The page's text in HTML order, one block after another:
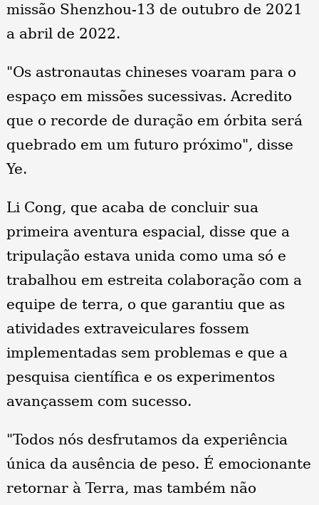
missão Shenzhou-13 de outubro de 2021
a abril de 2022.
"Os astronautas chineses voaram para o
espaço em missões sucessivas. Acredito
que o recorde de duração em órbita será
quebrado em um futuro próximo", disse
Ye.
Li Cong, que acaba de concluir sua
primeira aventura espacial, disse que a
tripulação estava unida como uma só e
trabalhou em estreita colaboração com a
equipe de terra, o que garantiu que as
atividades extraveiculares fossem
implementadas sem problemas e que a
pesquisa científica e os experimentos
avançassem com sucesso.
"Todos nós desfrutamos da experiência
única da ausência de peso. É emocionante
retornar à Terra, mas também não